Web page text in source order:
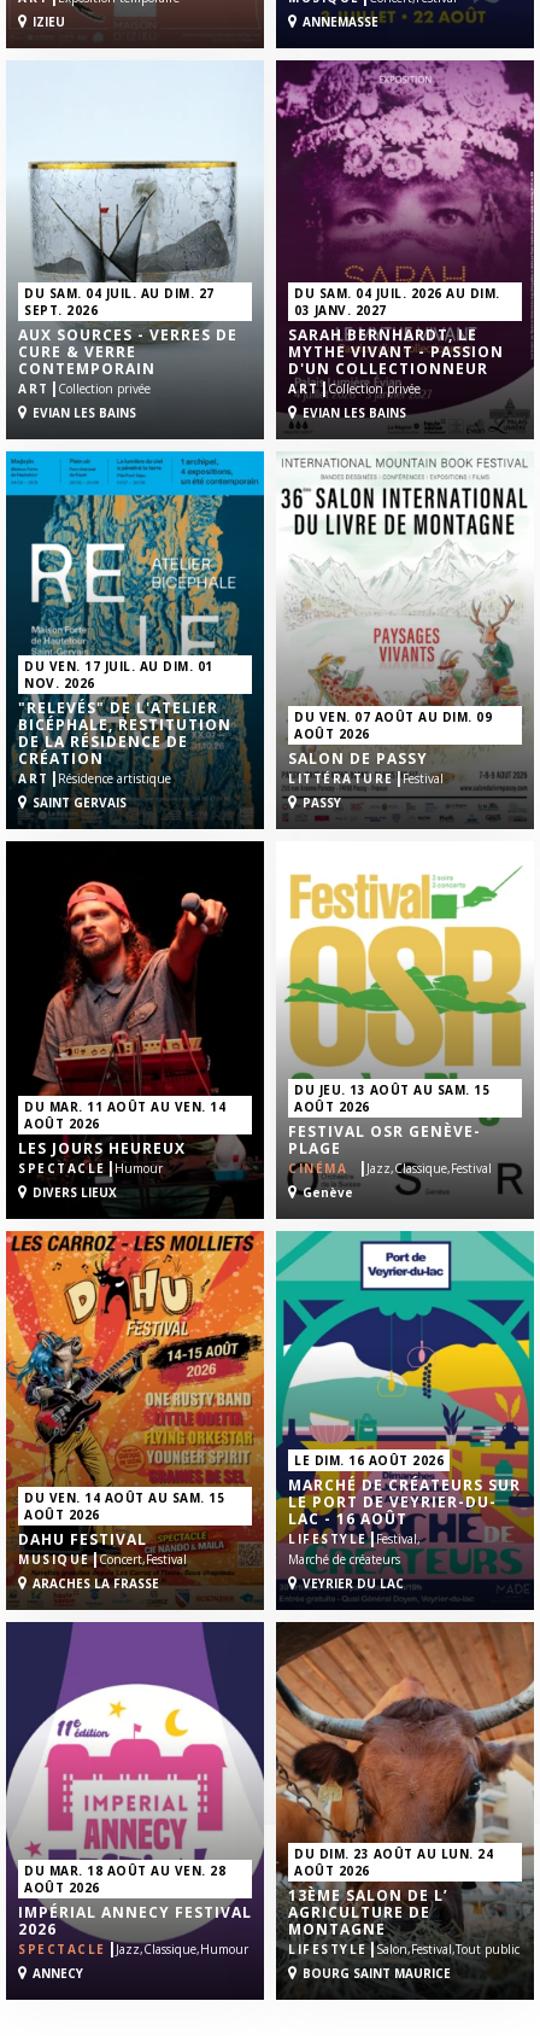
IZIEU
ANNEMASSE
DU SAM. 04 JUIL. AU DIM. 27
SEPT. 2026
AUX SOURCES - VERRES DE
CURE & VERRE
CONTEMPORAIN
ART | Collection privée
EVIAN LES BAINS
DU SAM. 04 JUIL. 2026 AU DIM.
03 JANV. 2027
SARAH BERNHARDT, LE
MYTHE VIVANT - PASSION
D'UN COLLECTIONNEUR
ART|Collection privée
EVIAN LES BAINS
DU VEN. 17 JUIL. AU DIM. 01
NOV. 2026
"RELEVÉS" DE L'ATELIER
BICÉPHALE, RESTITUTION
DE LA RÉSIDENCE DE
CRÉATION
ART | Résidence artistique
SAINT GERVAIS
DU VEN. 07 AOÛT AU DIM. 09
AOÛT 2026
SALON DE PASSY
LITTÉRATURE|Festival
PASSY
DU MAR. 11 AOÛT AU VEN. 14
AOÛT 2026
LES JOURS HEUREUX
SPECTACLE|Humour
DIVERS LIEUX
DU JEU. 13 AOÛT AU SAM. 15
AOÛT 2026
FESTIVAL OSR GENÈVE-
PLAGE
CINÉMA | Jazz,Classique,Festival
Genève
DU VEN. 14 AOÛT AU SAM. 15
AOÛT 2026
DAHU FESTIVAL
MUSIQUE|Concert,Festival
ARACHES LA FRASSE
LE DIM. 16 AOÛT 2026
MARCHÉ DE CRÉATEURS SUR
LE PORT DE VEYRIER-DU-
LAC - 16 AOÛT
LIFESTYLE|Festival,
Marché de créateurs
VEYRIER DU LAC
DU MAR. 18 AOÛT AU VEN. 28
AOÛT 2026
IMPÉRIAL ANNECY FESTIVAL
2026
SPECTACLE |Jazz,Classique,Humour
ANNECY
DU DIM. 23 AOÛT AU LUN. 24
AOÛT 2026
13ÈME SALON DE L’
AGRICULTURE DE
MONTAGNE
LIFESTYLE|Salon,Festival,Tout public
BOURG SAINT MAURICE